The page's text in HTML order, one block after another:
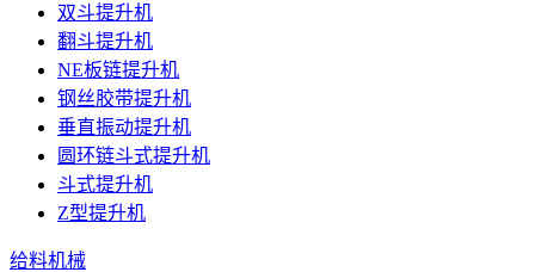
双斗提升机
翻斗提升机
NE板链提升机
钢丝胶带提升机
垂直振动提升机
圆环链斗式提升机
斗式提升机
Z型提升机
给料机械